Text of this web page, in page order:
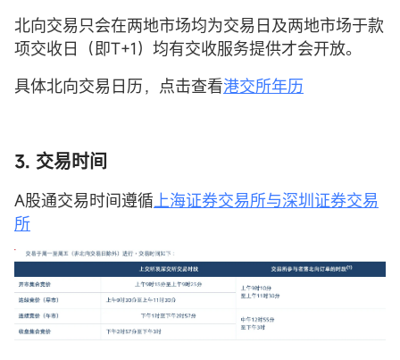
北向交易只会在两地市场均为交易日及两地市场于款
项交收日（即T+1）均有交收服务提供才会开放。
具体北向交易日历，点击查看港交所年历
3. 交易时间
A股通交易时间遵循上海证券交易所与深圳证券交易
所